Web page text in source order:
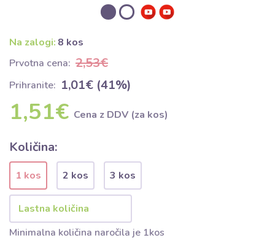
Na zalogi: 8 kos
Prvotna cena: 2,53€
Prihranite: 1,01€ (41%)
1,51€ Cena z DDV (za kos)
Količina:
1 kos 2 kos 3 kos
Minimalna količina naročila je 1kos